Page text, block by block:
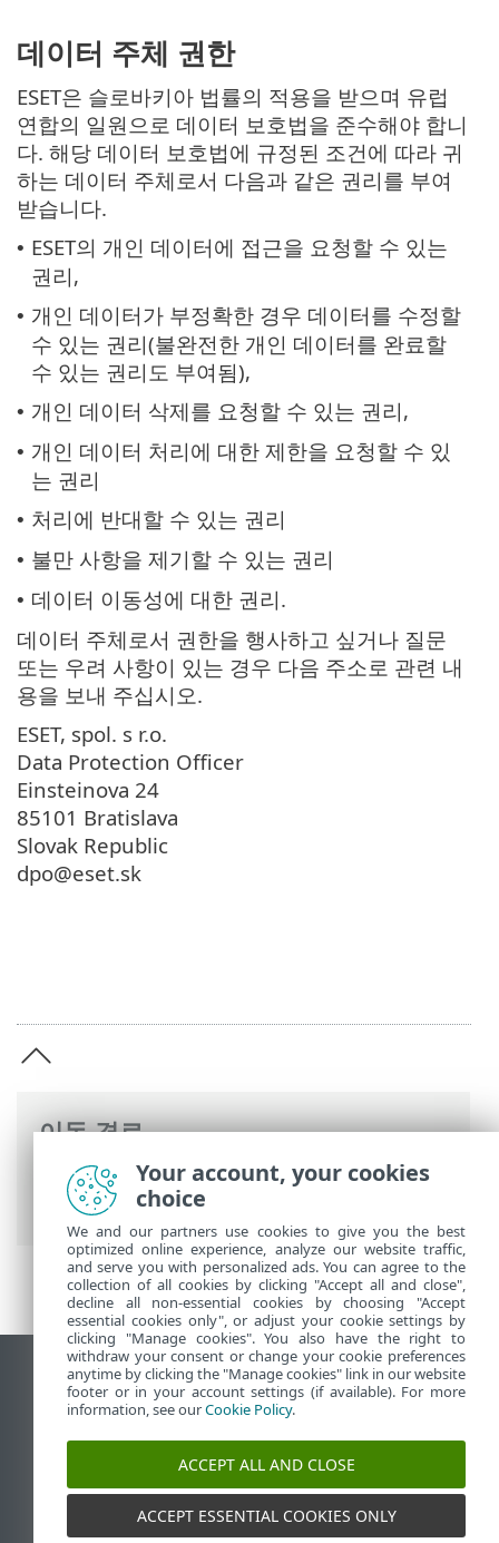
이동 경로
ESET 온라인 도움말>ESET PROTECT On-
Prem>개인 정보 보호 정책
데이터 주체 권한
ESET은 슬로바키아 법률의 적용을 받으며 유럽
연합의 일원으로 데이터 보호법을 준수해야 합니
다. 해당 데이터 보호법에 규정된 조건에 따라 귀
하는 데이터 주체로서 다음과 같은 권리를 부여
받습니다.
• ESET의 개인 데이터에 접근을 요청할 수 있는
권리,
• 개인 데이터가 부정확한 경우 데이터를 수정할
수 있는 권리(불완전한 개인 데이터를 완료할
수 있는 권리도 부여됨),
• 개인 데이터 삭제를 요청할 수 있는 권리,
• 개인 데이터 처리에 대한 제한을 요청할 수 있
는 권리
• 처리에 반대할 수 있는 권리
• 불만 사항을 제기할 수 있는 권리
• 데이터 이동성에 대한 권리.
데이터 주체로서 권한을 행사하고 싶거나 질문
또는 우려 사항이 있는 경우 다음 주소로 관련 내
용을 보내 주십시오.
ESET, spol. s r.o.
Data Protection Officer
Einsteinova 24
85101 Bratislava
Slovak Republic
dpo@eset.sk
데스크톱 사이트 보기
End of Life
ESET 지식 베이스
ESET Status Portal
국가별 지원
Your account, your cookies
choice
We and our partners use cookies to give you the best
optimized online experience, analyze our website traffic,
and serve you with personalized ads. You can agree to the
collection of all cookies by clicking "Accept all and close",
decline all non-essential cookies by choosing "Accept
essential cookies only", or adjust your cookie settings by
clicking "Manage cookies". You also have the right to
withdraw your consent or change your cookie preferences
anytime by clicking the "Manage cookies" link in our website
footer or in your account settings (if available). For more
information, see ourCookie Policy.
ACCEPT ALL AND CLOSE
ACCEPT ESSENTIAL COOKIES ONLY